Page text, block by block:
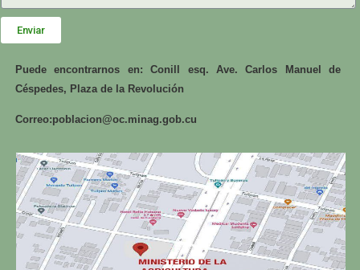
Enviar
Puede encontrarnos en: Conill esq. Ave. Carlos Manuel de
Céspedes, Plaza de la Revolución
Correo:poblacion@oc.minag.gob.cu